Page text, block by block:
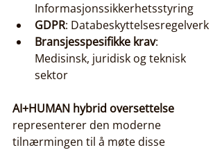
Informasjonssikkerhetsstyring
GDPR: Databeskyttelsesregelverk
Bransjesspesifikke krav:
Medisinsk, juridisk og teknisk
sektor
AI+HUMAN hybrid oversettelse
representerer den moderne
tilnærmingen til å møte disse